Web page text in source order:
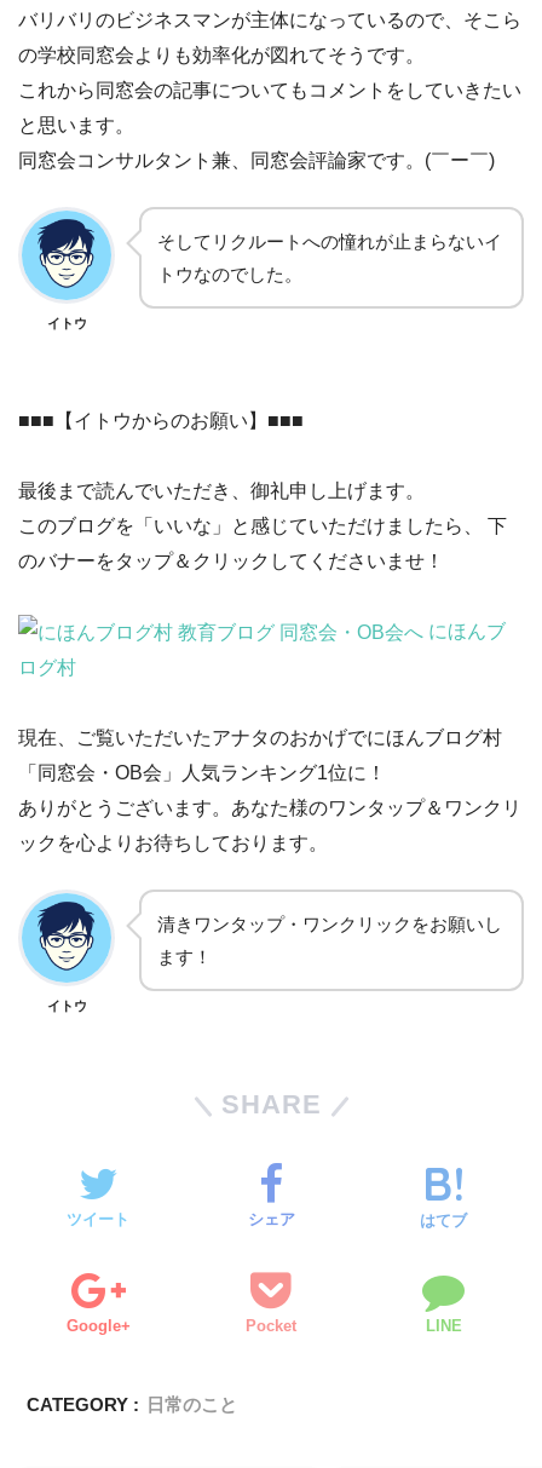
バリバリのビジネスマンが主体になっているので、そこら
の学校同窓会よりも効率化が図れてそうです。
これから同窓会の記事についてもコメントをしていきたい
と思います。
同窓会コンサルタント兼、同窓会評論家です。(￣ー￣)
イトウ
そしてリクルートへの憧れが止まらないイ
トウなのでした。
■■■【イトウからのお願い】■■■
最後まで読んでいただき、御礼申し上げます。
このブログを「いいな」と感じていただけましたら、 下
のバナーをタップ＆クリックしてくださいませ！
にほんブ
ログ村
現在、ご覧いただいたアナタのおかげでにほんブログ村
「同窓会・OB会」人気ランキング1位に！
ありがとうございます。あなた様のワンタップ＆ワンクリ
ックを心よりお待ちしております。
イトウ
清きワンタップ・ワンクリックをお願いし
ます！
SHARE
ツイート シェア はてブ
Google+ Pocket LINE
CATEGORY : 日常のこと